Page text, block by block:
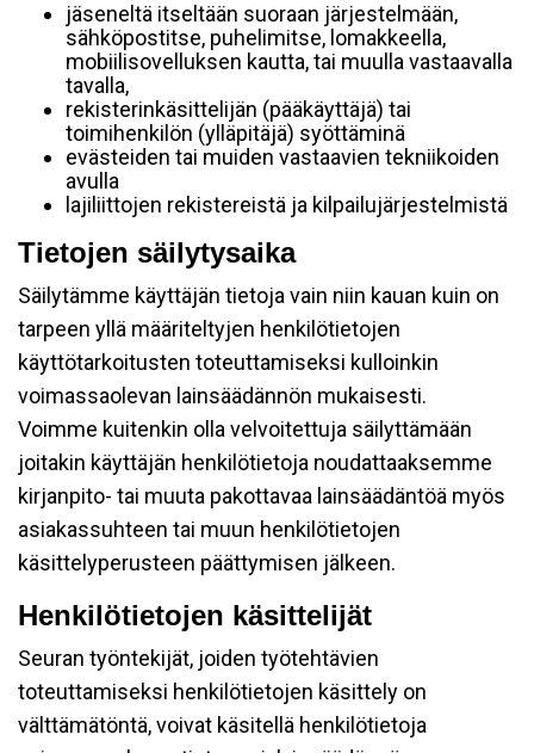
jäseneltä itseltään suoraan järjestelmään,
sähköpostitse, puhelimitse, lomakkeella,
mobiilisovelluksen kautta, tai muulla vastaavalla
tavalla,
rekisterinkäsittelijän (pääkäyttäjä) tai
toimihenkilön (ylläpitäjä) syöttäminä
evästeiden tai muiden vastaavien tekniikoiden
avulla
lajiliittojen rekistereistä ja kilpailujärjestelmistä
Tietojen säilytysaika
Säilytämme käyttäjän tietoja vain niin kauan kuin on
tarpeen yllä määriteltyjen henkilötietojen
käyttötarkoitusten toteuttamiseksi kulloinkin
voimassaolevan lainsäädännön mukaisesti.
Voimme kuitenkin olla velvoitettuja säilyttämään
joitakin käyttäjän henkilötietoja noudattaaksemme
kirjanpito- tai muuta pakottavaa lainsäädäntöä myös
asiakassuhteen tai muun henkilötietojen
käsittelyperusteen päättymisen jälkeen.
Henkilötietojen käsittelijät
Seuran työntekijät, joiden työtehtävien
toteuttamiseksi henkilötietojen käsittely on
välttämätöntä, voivat käsitellä henkilötietoja